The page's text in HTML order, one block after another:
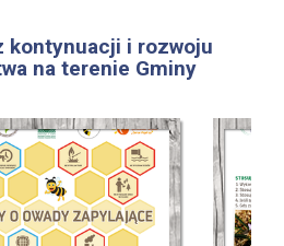
kontynuacji i rozwoju
na terenie Gminy